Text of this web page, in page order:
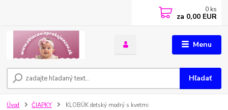
Menu
Hľadať
0 ks
za 0,00 EUR
Úvod ČIAPKY KLOBÚK detský modrý s kvetmi